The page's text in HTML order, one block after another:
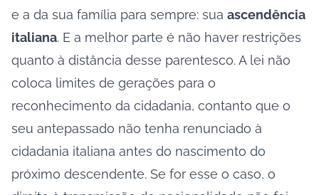
e a da sua família para sempre: sua ascendência
italiana. E a melhor parte é não haver restrições
quanto à distância desse parentesco. A lei não
coloca limites de gerações para o
reconhecimento da cidadania, contanto que o
seu antepassado não tenha renunciado à
cidadania italiana antes do nascimento do
próximo descendente. Se for esse o caso, o